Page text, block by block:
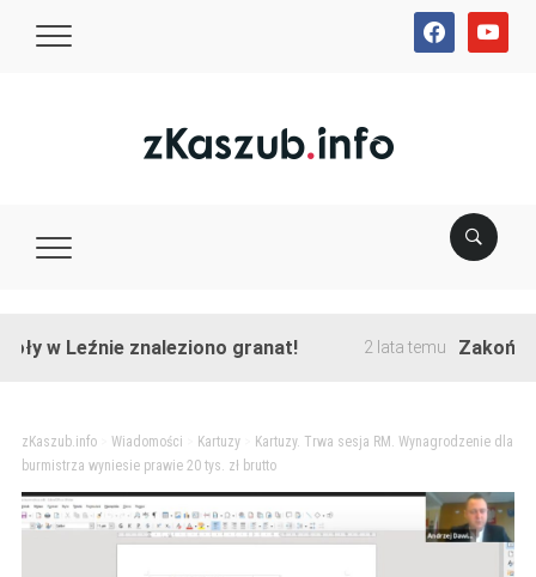
facebookyoutube
znaleziono granat! 2 lata temu Zakończono
zKaszub.info> Wiadomości Kartuzy>
Kartuzy. Trwa sesja RM. Wynagrodzenie dla
burmistrza wyniesie prawie 20 tys. zł brutto